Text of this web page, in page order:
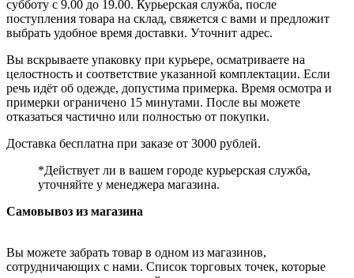
субботу с 9.00 до 19.00. Курьерская служба, после
поступления товара на склад, свяжется с вами и предложит
выбрать удобное время доставки. Уточнит адрес.
Вы вскрываете упаковку при курьере, осматриваете на
целостность и соответствие указанной комплектации. Если
речь идёт об одежде, допустима примерка. Время осмотра и
примерки ограничено 15 минутами. После вы можете
отказаться частично или полностью от покупки.
Доставка бесплатна при заказе от 3000 рублей.
*Действует ли в вашем городе курьерская служба,
уточняйте у менеджера магазина.
Самовывоз из магазина
Вы можете забрать товар в одном из магазинов,
сотрудничающих с нами. Список торговых точек, которые